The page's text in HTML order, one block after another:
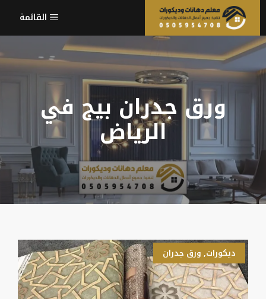
المحتوى
القائمة
ورق جدران بيج في
الرياض
ديكورات, ورق جدران